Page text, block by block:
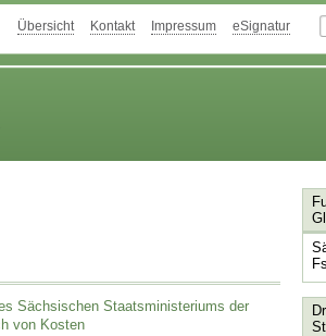
Übersicht Kontakt Impressum eSignatur
Sächsischen Staatsministeriums der
von Kosten